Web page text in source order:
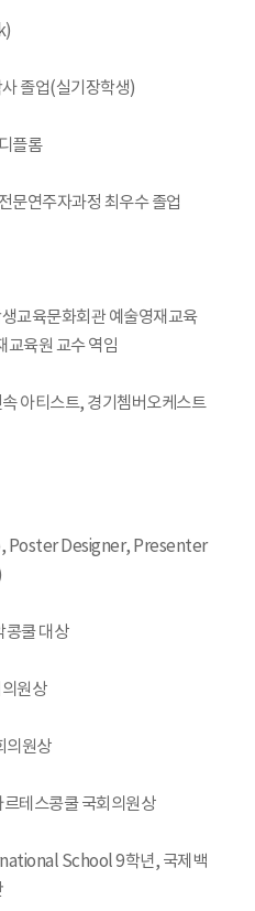
졸업(실기장학생)
플롬
문연주자과정 최우수 졸업
교육문화회관 예술영재교육
교육원 교수 역임
아티스트, 경기쳄버오케스트
Poster Designer, Presenter
콩쿨 대상
원상
의원상
테스콩쿨 국회의원상
School 9학년, 국제백